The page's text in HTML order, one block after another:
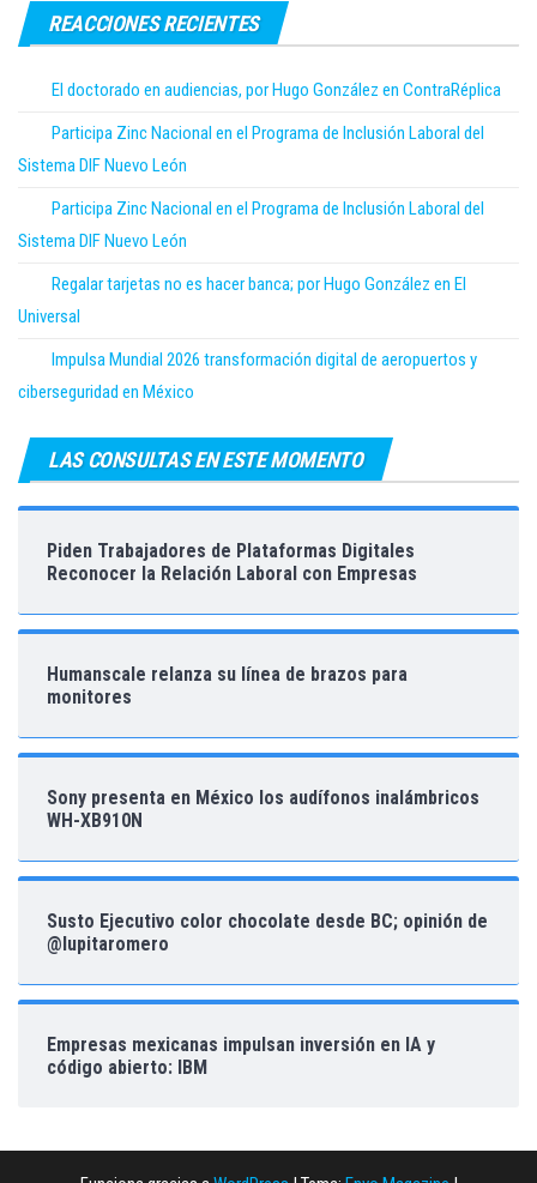
REACCIONES RECIENTES
El doctorado en audiencias, por Hugo González en ContraRéplica
Participa Zinc Nacional en el Programa de Inclusión Laboral del
Sistema DIF Nuevo León
Participa Zinc Nacional en el Programa de Inclusión Laboral del
Sistema DIF Nuevo León
Regalar tarjetas no es hacer banca; por Hugo González en El
Universal
Impulsa Mundial 2026 transformación digital de aeropuertos y
ciberseguridad en México
LAS CONSULTAS EN ESTE MOMENTO
Piden Trabajadores de Plataformas Digitales
Reconocer la Relación Laboral con Empresas
Humanscale relanza su línea de brazos para
monitores
Sony presenta en México los audífonos inalámbricos
WH-XB910N
Susto Ejecutivo color chocolate desde BC; opinión de
@lupitaromero
Empresas mexicanas impulsan inversión en IA y
código abierto: IBM